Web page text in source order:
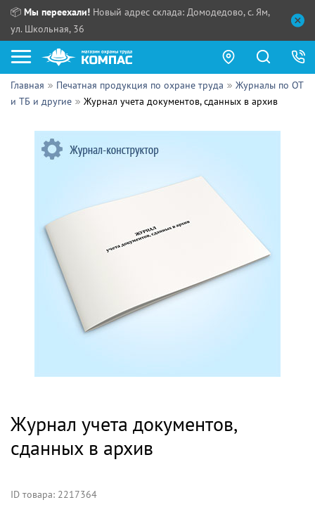
📦 Мы переехали! Новый адрес склада: Домодедово, с. Ям,
ул. Школьная, 36
Как купить?
Сотрудничество
Поставщикам
Обзоры
Выдача продукции:
Главная Печатная продукция по охране труда
Журналы по ОТ
и ТБ и другие
Журнал учета документов, сданных в архив
Журнал учета документов,
сданных в архив
ID товара: 2217364